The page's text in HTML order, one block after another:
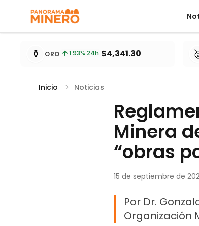
Cotizaciones de metales actualizadas cada
⚱️ ORO 1.93% 24h $4,341.30
Inicio Noticias
Minera
“obras
15 de septiembre de
Por Dr.
Organización